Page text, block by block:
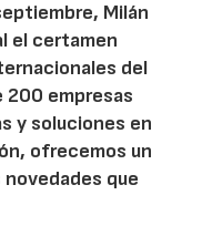
Milán
el certamen
del
200 empresas
y soluciones en
ofrecemos un
novedades que